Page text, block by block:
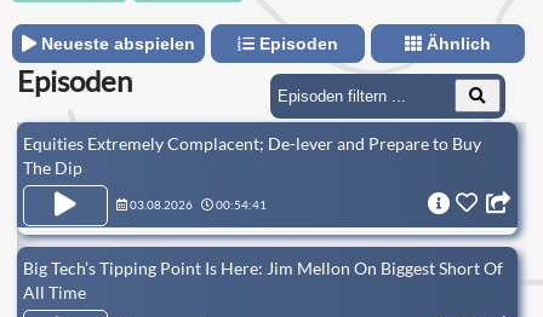
Neueste abspielen Episoden Ähnlich
Episoden
Equities Extremely Complacent; De-lever and Prepare to Buy
The Dip
03.08.2026 00:54:41
Big Tech’s Tipping Point Is Here: Jim Mellon On Biggest Short Of
All Time